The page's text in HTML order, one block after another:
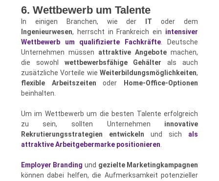
6. Wettbewerb um Talente
In einigen Branchen, wie der IT oder dem
Ingenieurwesen, herrscht in Frankreich ein intensiver
Wettbewerb um qualifizierte Fachkräfte . Deutsche
Unternehmen müssen attraktive Angebote machen,
die sowohl wettbewerbsfähige Gehälter als auch
zusätzliche Vorteile wieWeiterbildungsmöglichkeiten,
flexible Arbeitszeiten oder
Home-Office-Optionen
beinhalten.
Um im Wettbewerb um die besten Talente erfolgreich
zu sein, sollten Unternehmen innovative
Rekrutierungsstrategien entwickeln und sich als
attraktive Arbeitgebermarke positionieren
Employer Branding und gezielte Marketingkampagnen
können dabei helfen, die Aufmerksamkeit potenzieller